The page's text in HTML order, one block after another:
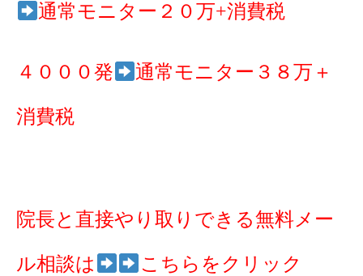
通常モニター２０万+消費税
４０００発 通常モニター３８万＋
消費税
院長と直接やり取りできる無料メー
ル相談は こちらをクリック